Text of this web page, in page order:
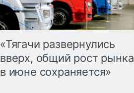
«Тягачи развернулись
вверх, общий рост рынка
в июне сохраняется»